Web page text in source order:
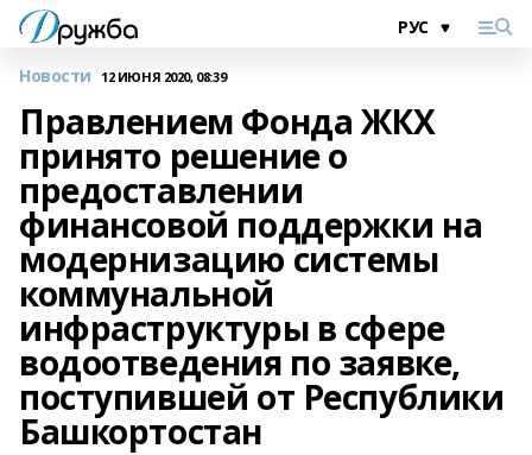
Новости 12 ИЮНЯ 2020, 08:39
Правлением Фонда ЖКХ
принято решение о
предоставлении
финансовой поддержки на
модернизацию системы
коммунальной
инфраструктуры в сфере
водоотведения по заявке,
поступившей от Республики
Башкортостан